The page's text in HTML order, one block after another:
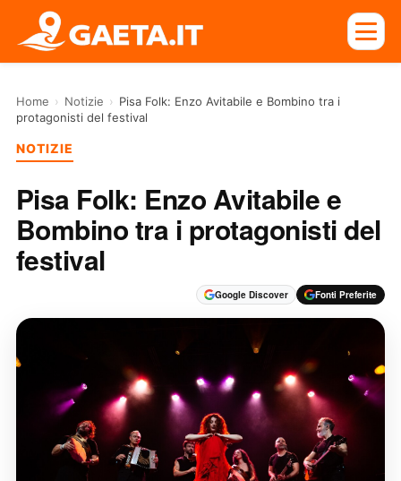
Home › Notizie › Pisa Folk: Enzo Avitabile e Bombino tra i
protagonisti del festival
NOTIZIE
Pisa Folk: Enzo Avitabile e
Bombino tra i protagonisti del
festival
Google Discover Fonti Preferite